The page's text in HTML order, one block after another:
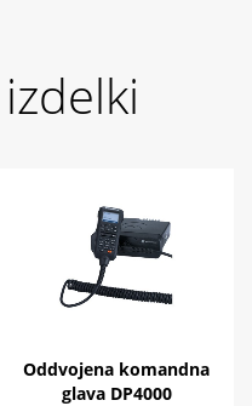
Oddvojena komandna
glava DP4000